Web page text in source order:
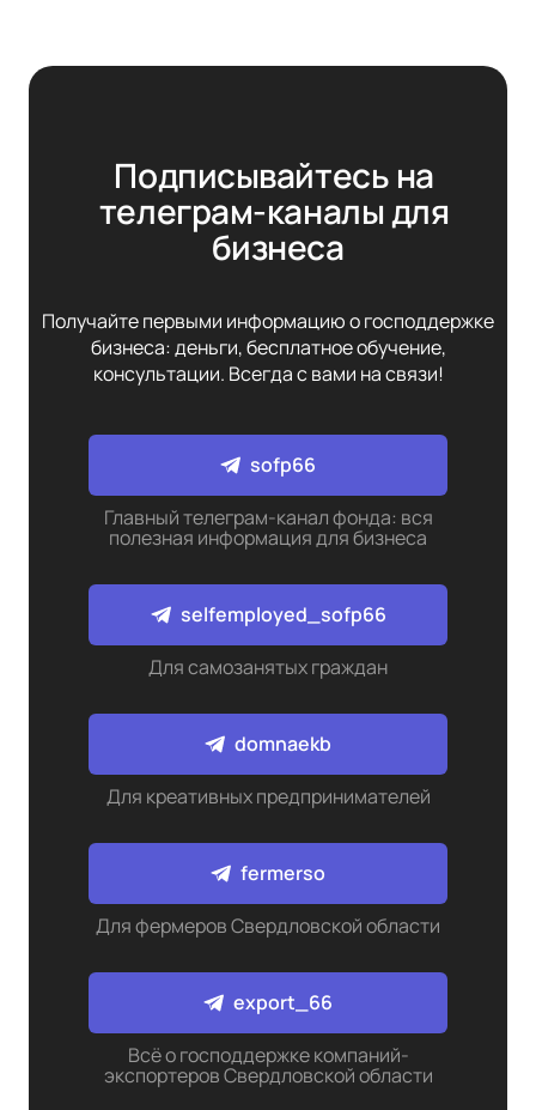
Подписывайтесь на
телеграм-каналы для
бизнеса
Получайте первыми информацию о господдержке
бизнеса: деньги, бесплатное обучение,
консультации. Всегда с вами на связи!
sofp66
Главный телеграм-канал фонда: вся
полезная информация для бизнеса
selfemployed_sofp66
Для самозанятых граждан
domnaekb
Для креативных предпринимателей
fermerso
Для фермеров Свердловской области
export_66
Всё о господдержке компаний-
экспортеров Свердловской области